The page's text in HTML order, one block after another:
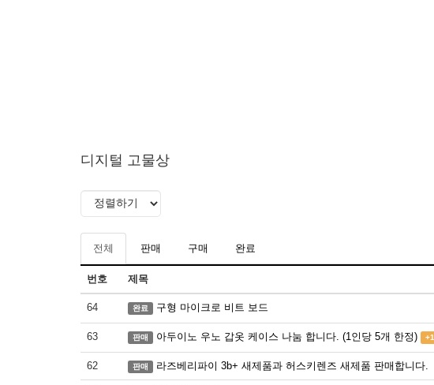
디지털 고물상
전체 판매 구매 완료
번호 제목
64 완료 구형 마이크로 비트 보드
63 판매 아두이노 우노 갑옷 케이스 나눔 합니다. (1인당 5개 한정) +1
62 판매 라즈베리파이 3b+ 새제품과 허스키렌즈 새제품 판매합니다.